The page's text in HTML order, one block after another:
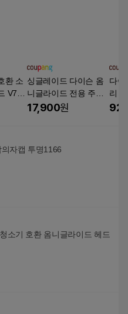
환 소
V7 V
체 부
싱글레이드 다이슨 옴
니글라이드 전용 주름
관, 1개, 옴니글라이드
17,900원
다이
리
성정
자캡 투명1166
소기 호환 옴니글라이드 헤드